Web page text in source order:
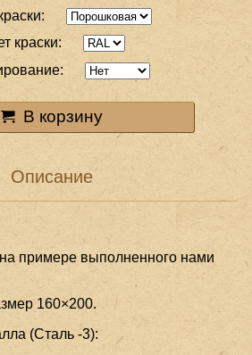
краски:
В корзину
Описание
примере выполненного нами
160×200.
(Сталь -3):